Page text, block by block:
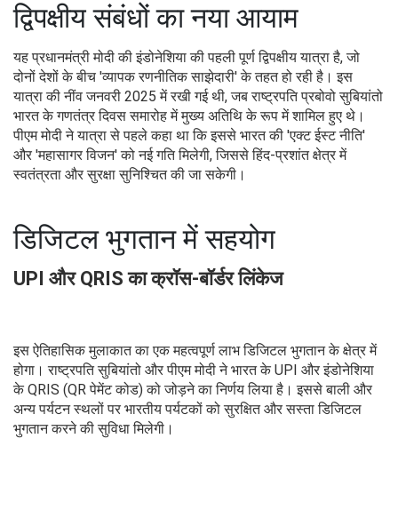
द्विपक्षीय संबंधों का नया आयाम
यह प्रधानमंत्री मोदी की इंडोनेशिया की पहली पूर्ण द्विपक्षीय यात्रा है, जो
दोनों देशों के बीच 'व्यापक रणनीतिक साझेदारी' के तहत हो रही है। इस
यात्रा की नींव जनवरी 2025 में रखी गई थी, जब राष्ट्रपति प्रबोवो सुबियांतो
भारत के गणतंत्र दिवस समारोह में मुख्य अतिथि के रूप में शामिल हुए थे।
पीएम मोदी ने यात्रा से पहले कहा था कि इससे भारत की 'एक्ट ईस्ट नीति'
और 'महासागर विजन' को नई गति मिलेगी, जिससे हिंद-प्रशांत क्षेत्र में
स्वतंत्रता और सुरक्षा सुनिश्चित की जा सकेगी।
डिजिटल भुगतान में सहयोग
UPI और QRIS का क्रॉस-बॉर्डर लिंकेज
इस ऐतिहासिक मुलाकात का एक महत्वपूर्ण लाभ डिजिटल भुगतान के क्षेत्र में
होगा। राष्ट्रपति सुबियांतो और पीएम मोदी ने भारत के UPI और इंडोनेशिया
के QRIS (QR पेमेंट कोड) को जोड़ने का निर्णय लिया है। इससे बाली और
अन्य पर्यटन स्थलों पर भारतीय पर्यटकों को सुरक्षित और सस्ता डिजिटल
भुगतान करने की सुविधा मिलेगी।